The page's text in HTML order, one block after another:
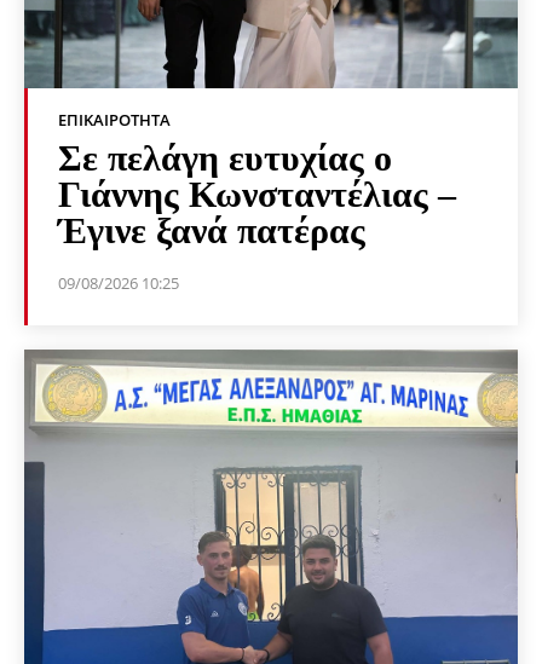
ΕΠΙΚΑΙΡΌΤΗΤΑ
Σε πελάγη ευτυχίας ο
Γιάννης Κωνσταντέλιας –
Έγινε ξανά πατέρας
09/08/2026 10:25